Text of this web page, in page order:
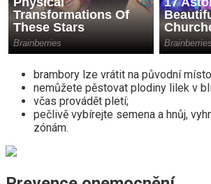
brambory lze vrátit na původní
nemůžete pěstovat plodiny lilek v
včas provádět pletí;
pečlivě vybírejte semena a hnůj,
zónám.